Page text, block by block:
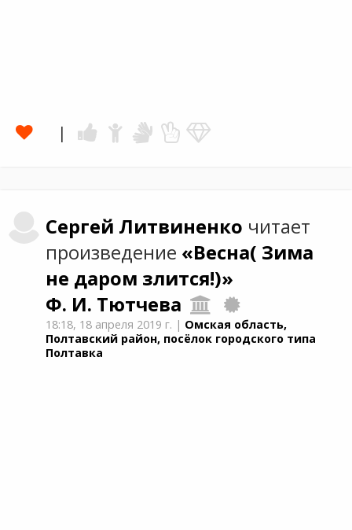
Сергей Литвиненко читает
произведение «Весна( Зима
не даром злится!)»
Ф. И. Тютчева
18:18, 18 апреля 2019 г. | Омская область,
Полтавский район, посёлок городского типа
Полтавка